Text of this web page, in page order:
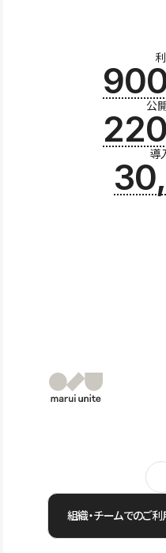
公
導
組織・チームでのご